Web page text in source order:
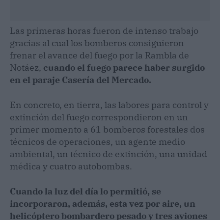
Las primeras horas fueron de intenso trabajo
gracias al cual los bomberos consiguieron
frenar el avance del fuego por la Rambla de
Notáez, cuando el fuego parece haber surgido
en el paraje Casería del Mercado.
En concreto, en tierra, las labores para control y
extinción del fuego correspondieron en un
primer momento a 61 bomberos forestales dos
técnicos de operaciones, un agente medio
ambiental, un técnico de extinción, una unidad
médica y cuatro autobombas.
Cuando la luz del día lo permitió, se
incorporaron, además, esta vez por aire, un
helicóptero bombardero pesado y tres aviones